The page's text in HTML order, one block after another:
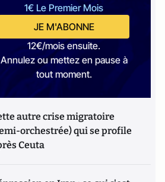
1€ Le Premier Mois
JE M'ABONNE
12€/mois ensuite.
Annulez ou mettez en pause à
tout moment.
autre crise migratoire
orchestrée) qui se profile
Ceuta